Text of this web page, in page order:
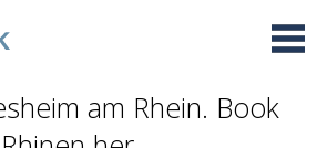
am Rhein. Book